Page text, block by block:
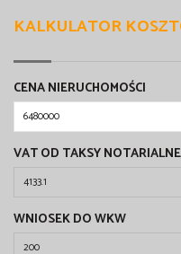
KALKULATOR
CENA NIERUCHOMOŚCI
VAT OD TAKSY
WNIOSEK DO WKW